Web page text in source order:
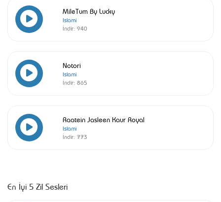
MileTum By Lucky
Islami
İndir: 940
Notori
Islami
İndir: 865
Raatein Jasleen Kaur Royal
Islami
İndir: 773
En İyi 5 Zil Sesleri